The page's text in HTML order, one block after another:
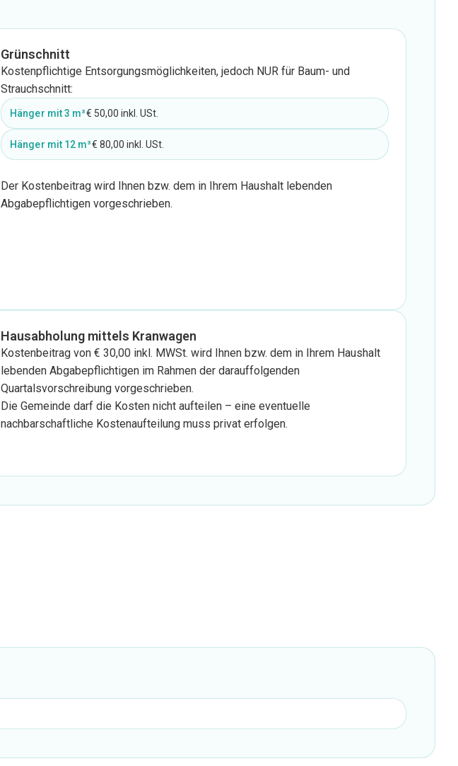
Grünschnitt
Kostenpflichtige Entsorgungsmöglichkeiten, jedoch NUR für Baum- und
Strauchschnitt:
Hänger mit 3 m³€ 50,00 inkl. USt.
Hänger mit 12 m³€ 80,00 inkl. USt.
Der Kostenbeitrag wird Ihnen bzw. dem in Ihrem Haushalt lebenden
Abgabepflichtigen vorgeschrieben.
Hausabholung mittels Kranwagen
Kostenbeitrag von € 30,00 inkl. MWSt. wird Ihnen bzw. dem in Ihrem Haushalt
lebenden Abgabepflichtigen im Rahmen der darauffolgenden
Quartalsvorschreibung vorgeschrieben.
Die Gemeinde darf die Kosten nicht aufteilen – eine eventuelle
nachbarschaftliche Kostenaufteilung muss privat erfolgen.